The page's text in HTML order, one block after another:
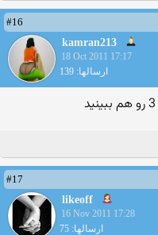
#16
kamran213
18 Oct 2011 17:17
ارسالها: 139
#17
likeoff
16 Nov 2011 17:28
ارسالها: 75